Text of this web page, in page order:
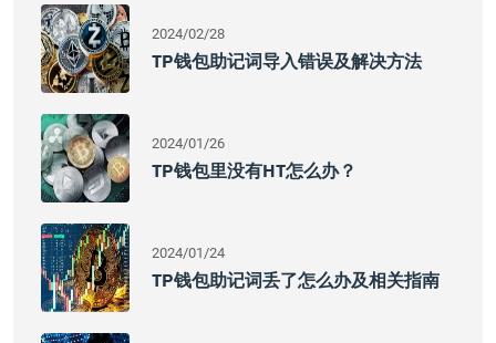
2024/02/28
TP钱包助记词导入错误及解决方法
2024/01/26
TP钱包里没有HT怎么办？
2024/01/24
TP钱包助记词丢了怎么办及相关指南